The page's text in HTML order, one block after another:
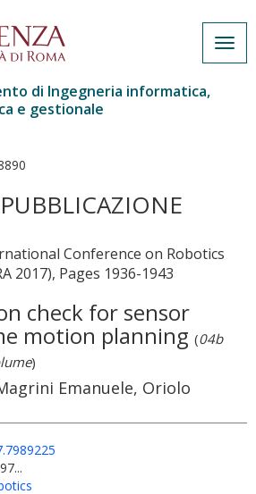
di Ingegneria informatica,
e gestionale
Conference on Robotics
2017), Pages 1936-1943
check for sensor
motion planning (04b
)
Emanuele, Oriolo